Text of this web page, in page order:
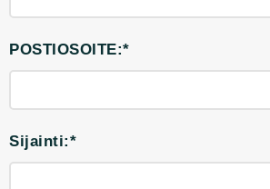
POSTIOSOITE:*
Sijainti:*